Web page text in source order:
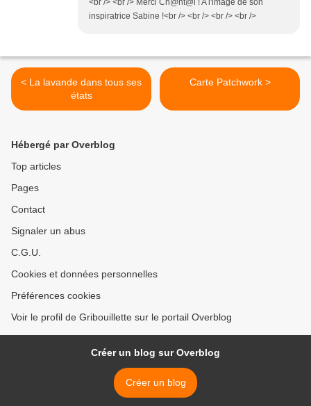
<br /> <br /> Merci Ch@nt@l ! A l'image de son
inspiratrice Sabine !<br /> <br /> <br /> <br />
< La lavande dans tous ses
états
Carte Patchwork >
Hébergé par Overblog
Top articles
Pages
Contact
Signaler un abus
C.G.U.
Cookies et données personnelles
Préférences cookies
Voir le profil de Gribouillette sur le portail Overblog
Créer un blog sur Overblog
Créer un blog